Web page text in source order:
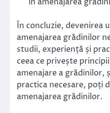
În concluzie, devenirea
amenajarea grădinilor
studii, experiență și
ceea ce privește
amenajare a grădinilor,
practica necesare, poți
amenajarea grădinilor.